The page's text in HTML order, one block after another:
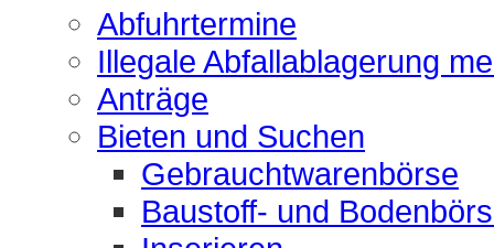
Abfuhrtermine
Illegale Abfallablagerung
Anträge
Bieten und Suchen
Gebrauchtwarenbörse
Baustoff- und